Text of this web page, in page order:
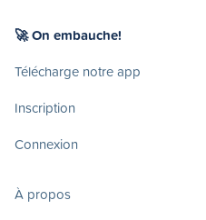
🚀 On embauche!
Télécharge notre app
Inscription
Connexion
À propos